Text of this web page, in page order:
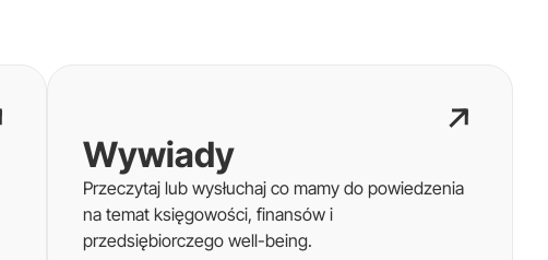
Wywiady
Przeczytaj lub wysłuchaj co mamy do powiedzenia
na temat księgowości, finansów i
przedsiębiorczego well-being.